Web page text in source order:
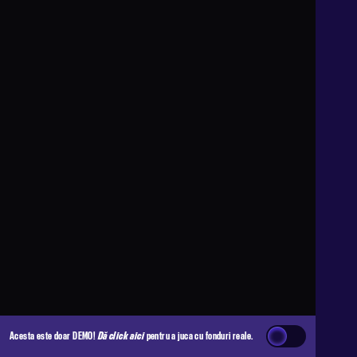
Acesta este doar DEMO!Dă click aicipentru a juca cu fonduri reale.